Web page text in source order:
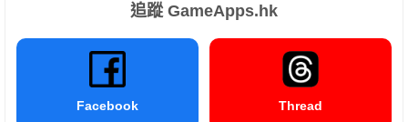
追蹤 GameApps.hk
Facebook Thread